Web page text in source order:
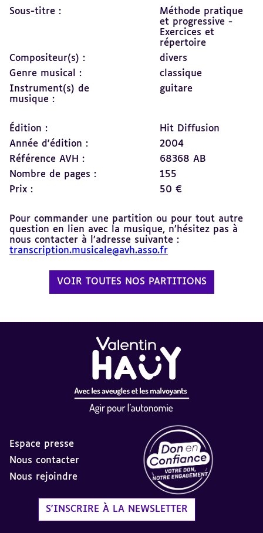
Sous-titre :
Méthode pratique
et progressive -
Exercices et
répertoire
Compositeur(s) :
divers
Genre musical :
classique
Instrument(s) de
musique :
guitare
Édition :
Hit Diffusion
Année d'édition :
2004
Référence AVH :
68368 AB
Nombre de pages :
155
Prix :
50 €
Pour commander une partition ou pour tout autre
question en lien avec la musique, n’hésitez pas à
nous contacter à l’adresse suivante :
transcription.musicale@avh.asso.fr
VOIR TOUTES NOS PARTITIONS
Espace presse
Nous contacter
Nous rejoindre
S'INSCRIRE À LA NEWSLETTER